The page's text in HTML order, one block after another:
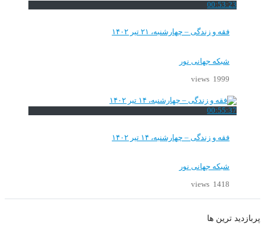
00:53:23
فقه و زندگی – چهارشنبه، ۲۱ تیر ۱۴۰۲
شبکه جهانی نور
1999 views
00:55:37
فقه و زندگی – چهارشنبه، ۱۴ تیر ۱۴۰۲
شبکه جهانی نور
1418 views
پربازدید ترین ها